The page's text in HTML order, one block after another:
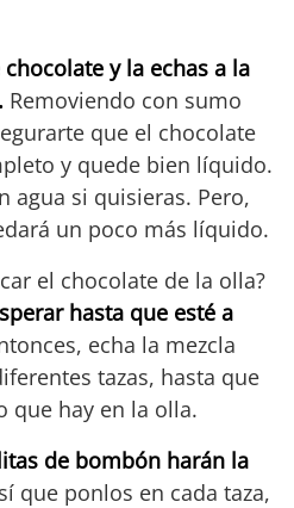
y la echas a la
Removiendo con sumo
que el chocolate
y quede bien líquido.
agua si quisieras. Pero,
un poco más líquido.
el chocolate de la olla?
hasta que esté a
echa la mezcla
tazas, hasta que
que hay en la olla.
de bombón harán la
que ponlos en cada taza,